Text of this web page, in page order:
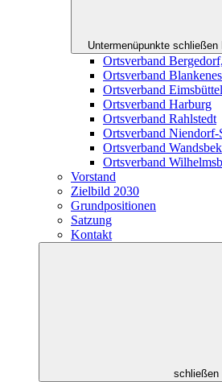
Untermenüpunkte schließen
Ortsverband
Ortsverband
Ortsverband
Ortsverband Harburg
Ortsverband Rahlstedt
Ortsverband Niendorf-
Ortsverband Wandsbek
Ortsverband
Vorstand
Zielbild 2030
Grundpositionen
Satzung
Kontakt
schließen